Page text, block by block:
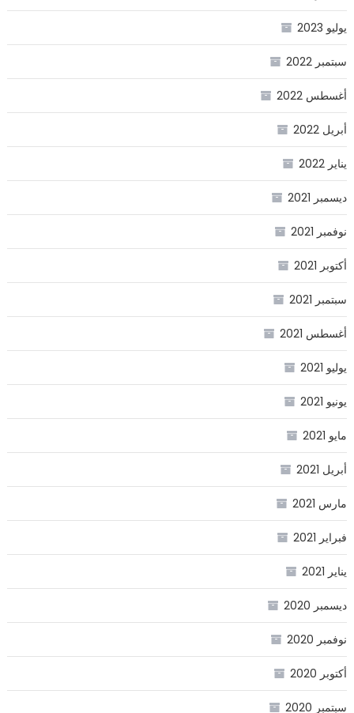
يوليو 2023
سبتمبر 2022
أغسطس 2022
أبريل 2022
يناير 2022
ديسمبر 2021
نوفمبر 2021
أكتوبر 2021
سبتمبر 2021
أغسطس 2021
يوليو 2021
يونيو 2021
مايو 2021
أبريل 2021
مارس 2021
فبراير 2021
يناير 2021
ديسمبر 2020
نوفمبر 2020
أكتوبر 2020
سبتمبر 2020